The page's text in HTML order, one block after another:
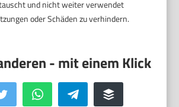
und nicht weiter verwendet
oder Schäden zu verhindern.
Twitter WhatsApp Telegram Buffer